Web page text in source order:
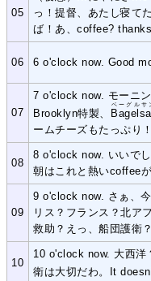
05
っ！提督、あたし寝て
ば！あ、coffee?
06 6 o'clock now. Good
07
7 o'clock now. モーニ
Brooklyn特製、
ベーグルサ
ームチーズもたっぷり
08
8 o'clock now. いいで
朝はこれと熱いcoffee
09
9 o'clock now. さぁ、
リス？フランス？北ア
救助？えっ、船団護衛？
10
10 o'clock now. 大西洋
衛は大切だわ。It